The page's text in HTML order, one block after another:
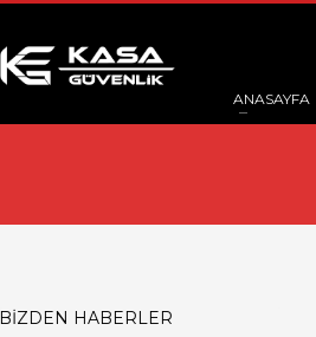
ANASAYFA
BİZDEN HABERLER